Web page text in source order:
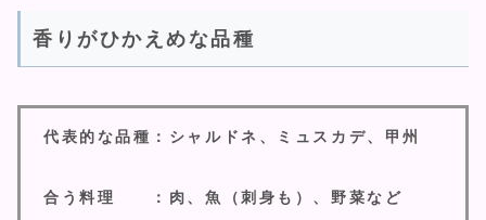
香りがひかえめな品種
代表的な品種：シャルドネ、ミュスカデ、甲州
合う料理 ：肉、魚（刺身も）、野菜など